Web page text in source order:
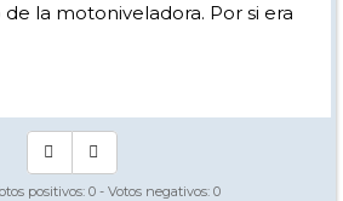
la motoniveladora. Por si era
positivos: 0 - Votos negativos: 0